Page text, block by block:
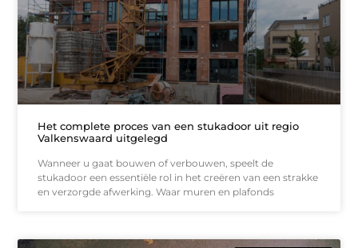
Het complete proces van een stukadoor uit regio
Valkenswaard uitgelegd
Wanneer u gaat bouwen of verbouwen, speelt de
stukadoor een essentiële rol in het creëren van een strakke
en verzorgde afwerking. Waar muren en plafonds